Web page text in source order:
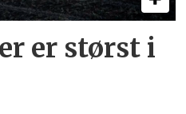
er størst i